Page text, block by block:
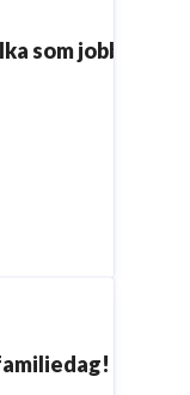
som jobber på
Vi har